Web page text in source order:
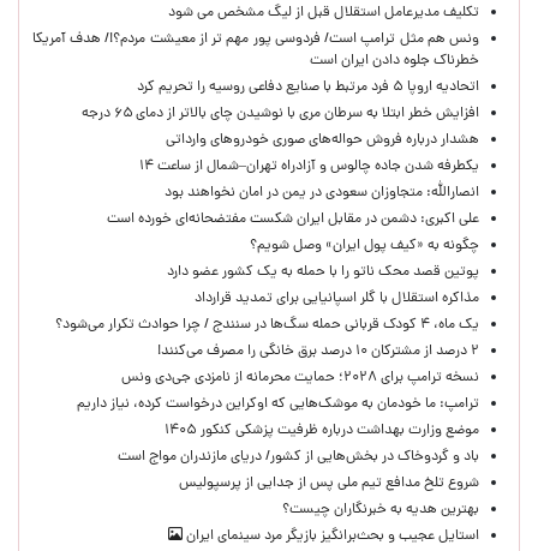
تکلیف مدیرعامل استقلال قبل از لیگ مشخص می شود
ونس هم مثل ترامپ است/ فردوسی پور مهم تر از معیشت مردم؟!/ هدف آمریکا
خطرناک جلوه دادن ایران است
اتحادیه اروپا ۵ فرد مرتبط با صنایع دفاعی روسیه را تحریم کرد
افزایش خطر ابتلا به سرطان مری با نوشیدن چای بالاتر از دمای ۶۵ درجه
هشدار درباره فروش حواله‌های صوری خودروهای وارداتی
یکطرفه شدن جاده چالوس و آزادراه تهران–شمال از ساعت ۱۴
انصارالله: متجاوزان سعودی در یمن در امان نخواهند بود
علی اکبری: دشمن در مقابل ایران شکست مفتضحانه‌ای خورده است
چگونه به «کیف پول ایران» وصل شویم؟
پوتین قصد محک ناتو را با حمله به یک کشور عضو دارد
مذاکره استقلال با گلر اسپانیایی برای تمدید قرارداد
یک ماه، ۴ کودک قربانی حمله سگ‌ها در سنندج / چرا حوادث تکرار می‌شود؟
۲ درصد از مشترکان ۱۰ درصد برق خانگی را مصرف می‌کنند!
نسخه ترامپ برای ۲۰۲۸؛ حمایت محرمانه از نامزدی جی‌دی ونس
ترامپ: ما خودمان به موشک‌هایی که اوکراین درخواست کرده، نیاز داریم
موضع وزارت بهداشت درباره ظرفیت پزشکی کنکور ۱۴۰۵
باد و گردوخاک در بخش‌هایی از کشور/ دریای مازندران مواج است
شروع تلخ مدافع تیم ملی پس از جدایی از پرسپولیس
بهترین هدیه به خبرنگاران چیست؟
استایل عجیب و بحث‌برانگیز بازیگر مرد سینمای ایران